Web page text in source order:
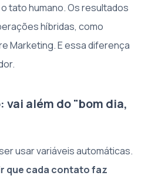
tato humano. Os resultados
híbridas, como
Marketing. E essa diferença
vai além do "bom dia,
usar variáveis automáticas.
que cada contato faz